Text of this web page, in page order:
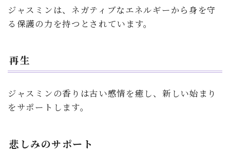
ジャスミンは、ネガティブなエネルギーから身を守
る保護の力を持つとされています。
再生
ジャスミンの香りは古い感情を癒し、新しい始まり
をサポートします。
悲しみのサポート